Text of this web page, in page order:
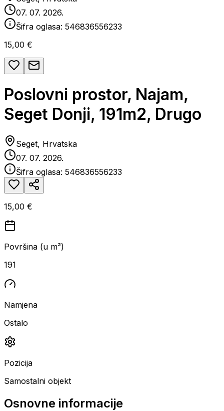
07. 07. 2026.
Šifra oglasa: 546836556233
15,00 €
Poslovni prostor, Najam,
Seget Donji, 191m2, Drugo
Seget, Hrvatska
07. 07. 2026.
Šifra oglasa: 546836556233
15,00 €
Površina (u m²)
191
Namjena
Ostalo
Pozicija
Samostalni objekt
Osnovne informacije